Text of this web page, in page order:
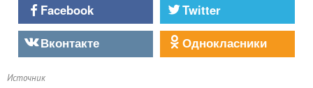
Facebook
Twitter
Вконтакте
Однокласники
Источник